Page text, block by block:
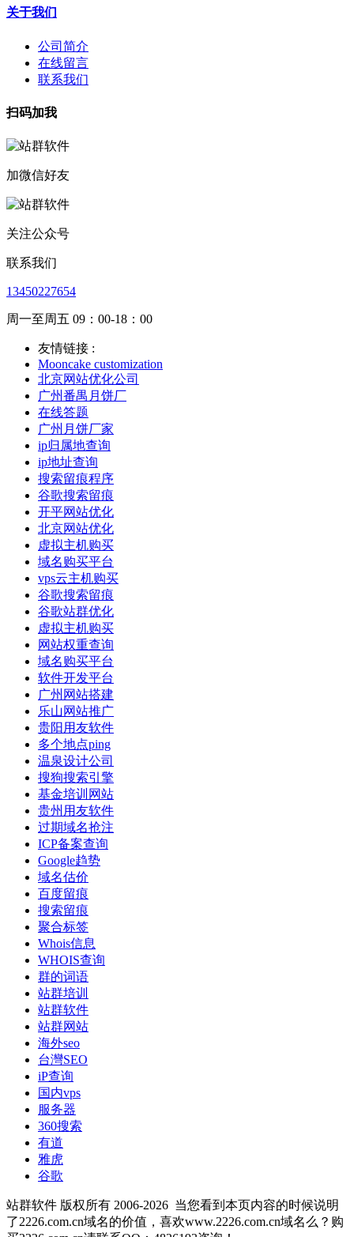
关于我们
公司简介
在线留言
联系我们
扫码加我
加微信好友
关注公众号
联系我们
13450227654
周一至周五 09：00-18：00
友情链接 :
Mooncake customization
北京网站优化公司
广州番禺月饼厂
在线答题
广州月饼厂家
ip归属地查询
ip地址查询
搜索留痕程序
谷歌搜索留痕
开平网站优化
北京网站优化
虚拟主机购买
域名购买平台
vps云主机购买
谷歌搜索留痕
谷歌站群优化
虚拟主机购买
网站权重查询
域名购买平台
软件开发平台
广州网站搭建
乐山网站推广
贵阳用友软件
多个地点ping
温泉设计公司
搜狗搜索引擎
基金培训网站
贵州用友软件
过期域名抢注
ICP备案查询
Google趋势
域名估价
百度留痕
搜索留痕
聚合标签
Whois信息
WHOIS查询
群的词语
站群培训
站群软件
站群网站
海外seo
台灣SEO
iP查询
国内vps
服务器
360搜索
有道
雅虎
谷歌
站群软件 版权所有 2006-2026 当您看到本页内容的时候说明
了2226.com.cn域名的价值，喜欢www.2226.com.cn域名么？购